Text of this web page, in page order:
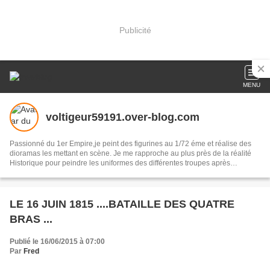
Publicité
MENU
voltigeur59191.over-blog.com
Passionné du 1er Empire,je peint des figurines au 1/72 éme et réalise des
dioramas les mettant en scène. Je me rapproche au plus près de la réalité
Historique pour peindre les uniformes des différentes troupes après
l'époque.Je participe à diverses expositions et ,à ma façon, entretien le
font alors plus qu'une.
LE 16 JUIN 1815 ....BATAILLE DES QUATRE
BRAS ...
Publié le 16/06/2015 à 07:00
Par Fred